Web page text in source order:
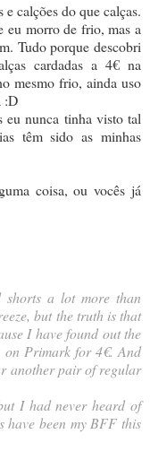
calções do que calças.
eu morro de frio, mas a
Tudo porque descobri
cardadas a 4€ na
mesmo frio, ainda uso
:D
eu nunca tinha visto tal
têm sido as minhas
coisa, ou vocês já
shorts a lot more than
but the truth is that
I have found out the
on Primark for 4€. And
another pair of regular
I had never heard of
have been my BFF this